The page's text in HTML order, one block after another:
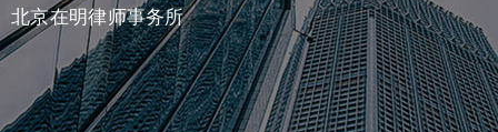
北京在明律师事务所